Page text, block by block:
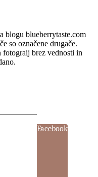
blogu blueberrytaste.com
so označene drugače.
brez vednosti in
Facebook